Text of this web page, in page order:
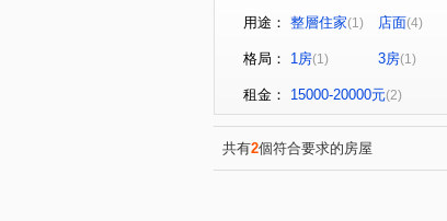
信五路 (1) 中山二路
用途： 整層住家(1) 店面(4)
格局： 1房(1) 3房(1)
租金： 15000-20000元(2)
共有2個符合要求的房屋